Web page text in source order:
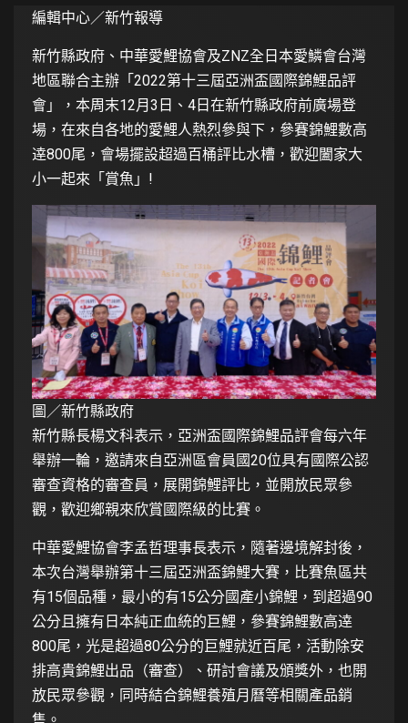
編輯中心／新竹報導
新竹縣政府、中華愛鯉協會及ZNZ全日本愛鱗會台灣
地區聯合主辦「2022第十三屆亞洲盃國際錦鯉品評
會」，本周末12月3日、4日在新竹縣政府前廣場登
場，在來自各地的愛鯉人熱烈參與下，參賽錦鯉數高
逹800尾，會場擺設超過百桶評比水槽，歡迎闔家大
小一起來「賞魚」!
圖／新竹縣政府
新竹縣長楊文科表示，亞洲盃國際錦鯉品評會每六年
舉辦一輪，邀請來自亞洲區會員國20位具有國際公認
審查資格的審查員，展開錦鯉評比，並開放民眾參
觀，歡迎鄉親來欣賞國際級的比賽。
中華愛鯉協會李孟哲理事長表示，隨著邊境解封後，
本次台灣舉辦第十三屆亞洲盃錦鯉大賽，比賽魚區共
有15個品種，最小的有15公分國產小錦鯉，到超過90
公分且擁有日本純正血統的巨鯉，參賽錦鯉數高逹
800尾，光是超過80公分的巨鯉就近百尾，活動除安
排高貴錦鯉出品（審查）、研討會議及頒獎外，也開
放民眾參觀，同時結合錦鯉養殖月曆等相關產品銷